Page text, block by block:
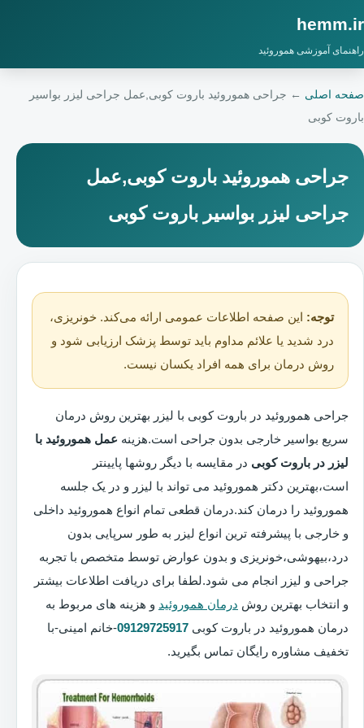
hemm.ir
راهنمای آموزشی هموروئید
صفحه اصلی ← جراحی هموروئید باروت کوبی,عمل جراحی لیزر بواسیر
باروت کوبی
جراحی هموروئید باروت کوبی,عمل
جراحی لیزر بواسیر باروت کوبی
توجه: این صفحه اطلاعات عمومی ارائه می‌کند. خونریزی،
درد شدید یا علائم مداوم باید توسط پزشک ارزیابی شود و
روش درمان برای همه افراد یکسان نیست.
جراحی هموروئید در باروت کوبی با لیزر بهترین روش درمان
سریع بواسیر خارجی بدون جراحی است.هزینه عمل هموروئید با
لیزر در باروت کوبی در مقایسه با دیگر روشها پایینتر
است،بهترین دکتر هموروئید می تواند با لیزر و در یک جلسه
هموروئید را درمان کند.درمان قطعی تمام انواع هموروئید داخلی
و خارجی با پیشرفته ترین انواع لیزر به طور سرپایی بدون
درد،بیهوشی،خونریزی و بدون عوارض توسط متخصص با تجربه
جراحی و لیزر انجام می شود.لطفا برای دریافت اطلاعات بیشتر
و انتخاب بهترین روش درمان هموروئید و هزینه های مربوط به
درمان هموروئید در باروت کوبی 09129725917-خانم امینی-با
تخفیف مشاوره رایگان تماس بگیرید.